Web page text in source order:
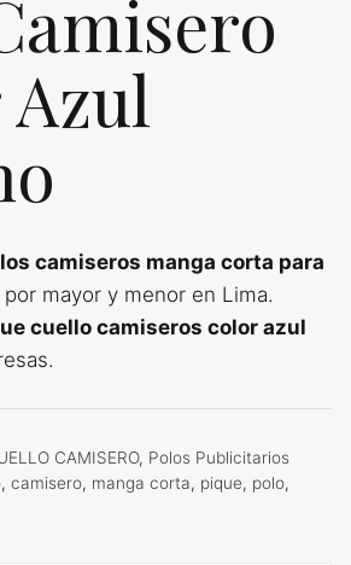
camiseros manga corta para
por mayor y menor en Lima.
cuello camiseros color azul
CAMISERO, Polos Publicitarios
, camisero, manga corta, pique, polo,